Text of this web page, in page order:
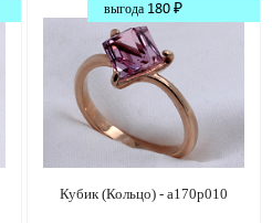
выгода 180 ₽
Кубик (Кольцо) - a170p010